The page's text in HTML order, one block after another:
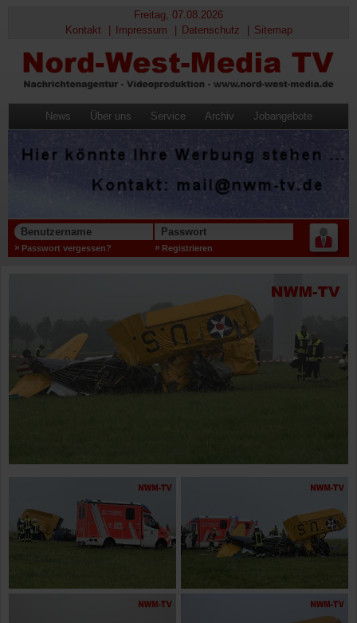
Freitag, 07.08.2026
Kontakt
Impressum Datenschutz Sitemap
News Über uns Service Archiv Jobangebote
Benutzername Passwort
Passwort vergessen? Registrieren